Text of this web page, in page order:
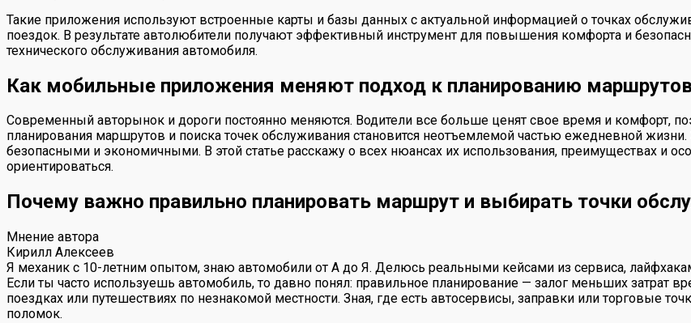
Такие приложения используют встроенные карты и базы данных с актуальной информацией о точках
поездок. В результате автолюбители получают эффективный инструмент для повышения комфорта и
технического обслуживания автомобиля.
Как мобильные приложения меняют подход к планированию маршрутов
Современный авторынок и дороги постоянно меняются. Водители все больше ценят свое время и комфорт,
планирования маршрутов и поиска точек обслуживания становится неотъемлемой частью ежедневной
безопасными и экономичными. В этой статье расскажу о всех нюансах их использования, преимуществах и
ориентироваться.
Почему важно правильно планировать маршрут и выбирать точки
Мнение автора
Кирилл Алексеев
Я механик с 10-летним опытом, знаю автомобили от А до Я. Делюсь реальными кейсами из сервиса,
Если ты часто используешь автомобиль, то давно понял: правильное планирование — залог меньших затрат
поездках или путешествиях по незнакомой местности. Зная, где есть автосервисы, заправки или торговые
поломок.